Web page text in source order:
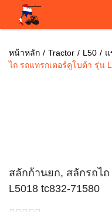
หน้าหลัก Tractor L50
ไถ รถแทรกเตอร์คูโบต้า รุ่น
สลักก้านยก, สลักรถไ
L5018 tc832-71580